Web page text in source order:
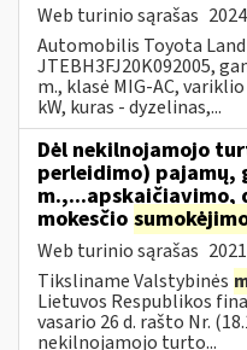
Web turinio sąrašas
Automobilis Toyota Land
JTEBH3FJ20K092005,
m., klasė MIG-AC,
kW, kuras - dyzelinas,...
Dėl nekilnojamojo
perleidimo) pajamų,
m.,...apskaičiavimo,
mokesčio
Web turinio sąrašas
Tiksliname Valstybinės
Lietuvos Respublikos
vasario 26 d. rašto Nr.
nekilnojamojo turto...